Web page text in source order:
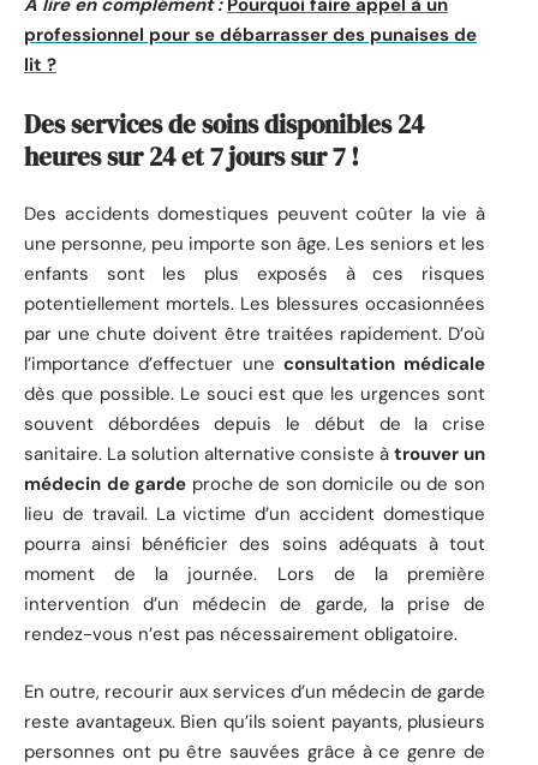
A lire en complément : Pourquoi faire appel à un
professionnel pour se débarrasser des punaises de
lit ?
Des services de soins disponibles 24
heures sur 24 et 7 jours sur 7 !
Des accidents domestiques peuvent coûter la vie à
une personne, peu importe son âge. Les seniors et les
enfants sont les plus exposés à ces risques
potentiellement mortels. Les blessures occasionnées
par une chute doivent être traitées rapidement. D’où
l’importance d’effectuer une consultation médicale
dès que possible. Le souci est que les urgences sont
souvent débordées depuis le début de la crise
sanitaire. La solution alternative consiste à trouver un
médecin de garde proche de son domicile ou de son
lieu de travail. La victime d’un accident domestique
pourra ainsi bénéficier des soins adéquats à tout
moment de la journée. Lors de la première
intervention d’un médecin de garde, la prise de
rendez-vous n’est pas nécessairement obligatoire.
En outre, recourir aux services d’un médecin de garde
reste avantageux. Bien qu’ils soient payants, plusieurs
personnes ont pu être sauvées grâce à ce genre de